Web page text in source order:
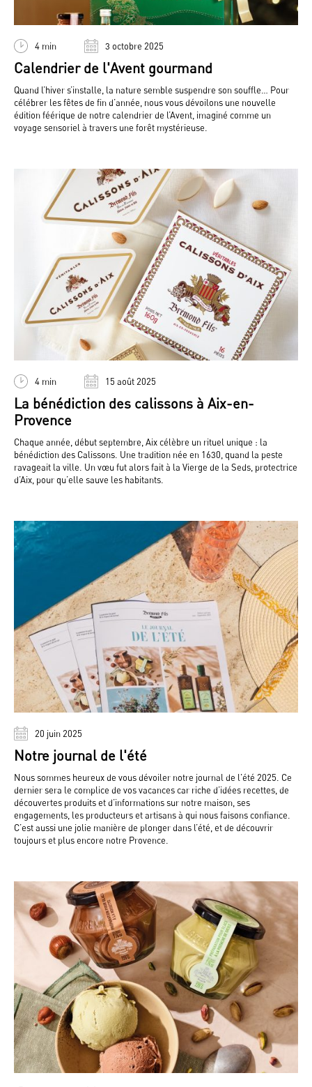
4 min 3 octobre 2025
Calendrier de l'Avent gourmand
Quand l’hiver s’installe, la nature semble suspendre son souffle… Pour
célébrer les fêtes de fin d’année, nous vous dévoilons une nouvelle
édition féérique de notre calendrier de l’Avent, imaginé comme un
voyage sensoriel à travers une forêt mystérieuse.
4 min 15 août 2025
La bénédiction des calissons à Aix-en-
Provence
Chaque année, début septembre, Aix célèbre un rituel unique : la
bénédiction des Calissons. Une tradition née en 1630, quand la peste
ravageait la ville. Un vœu fut alors fait à la Vierge de la Seds, protectrice
d’Aix, pour qu’elle sauve les habitants.
20 juin 2025
Notre journal de l'été
Nous sommes heureux de vous dévoiler notre journal de l'été 2025. Ce
dernier sera le complice de vos vacances car riche d’idées recettes, de
découvertes produits et d’informations sur notre maison, ses
engagements, les producteurs et artisans à qui nous faisons confiance.
C’est aussi une jolie manière de plonger dans l’été, et de découvrir
toujours et plus encore notre Provence.